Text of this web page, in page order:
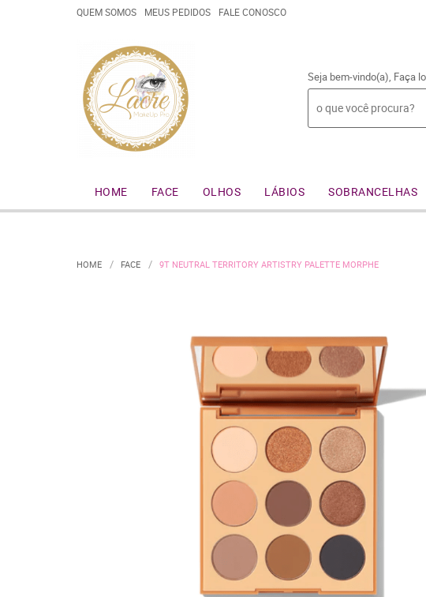
QUEM SOMOS MEUS PEDIDOS FALE CONOSCO
Seja bem-vindo(a), Faça
HOME FACE OLHOS LÁBIOS SOBRANCELHAS
HOME FACE 9T NEUTRAL TERRITORY ARTISTRY PALETTE MORPHE